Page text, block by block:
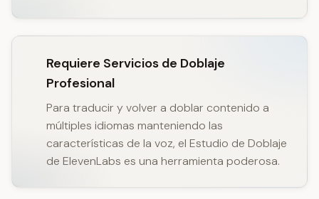
Requiere Servicios de Doblaje
Profesional
Para traducir y volver a doblar contenido a
múltiples idiomas manteniendo las
características de la voz, el Estudio de Doblaje
de ElevenLabs es una herramienta poderosa.